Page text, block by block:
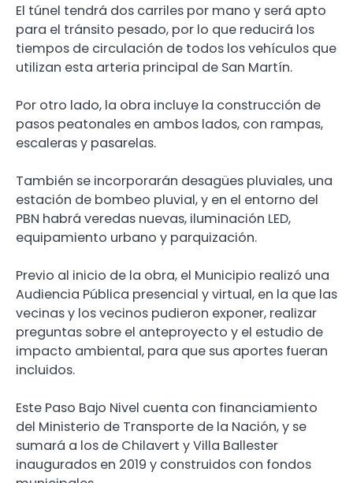
El túnel tendrá dos carriles por mano y será apto
para el tránsito pesado, por lo que reducirá los
tiempos de circulación de todos los vehículos que
utilizan esta arteria principal de San Martín.
Por otro lado, la obra incluye la construcción de
pasos peatonales en ambos lados, con rampas,
escaleras y pasarelas.
También se incorporarán desagües pluviales, una
estación de bombeo pluvial, y en el entorno del
PBN habrá veredas nuevas, iluminación LED,
equipamiento urbano y parquización.
Previo al inicio de la obra, el Municipio realizó una
Audiencia Pública presencial y virtual, en la que las
vecinas y los vecinos pudieron exponer, realizar
preguntas sobre el anteproyecto y el estudio de
impacto ambiental, para que sus aportes fueran
incluidos.
Este Paso Bajo Nivel cuenta con financiamiento
del Ministerio de Transporte de la Nación, y se
sumará a los de Chilavert y Villa Ballester
inaugurados en 2019 y construidos con fondos